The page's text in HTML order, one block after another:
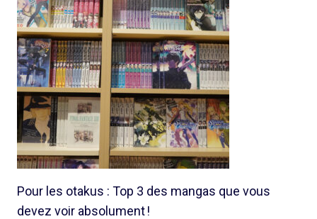
Pour les otakus : Top 3 des mangas que vous
devez voir absolument !